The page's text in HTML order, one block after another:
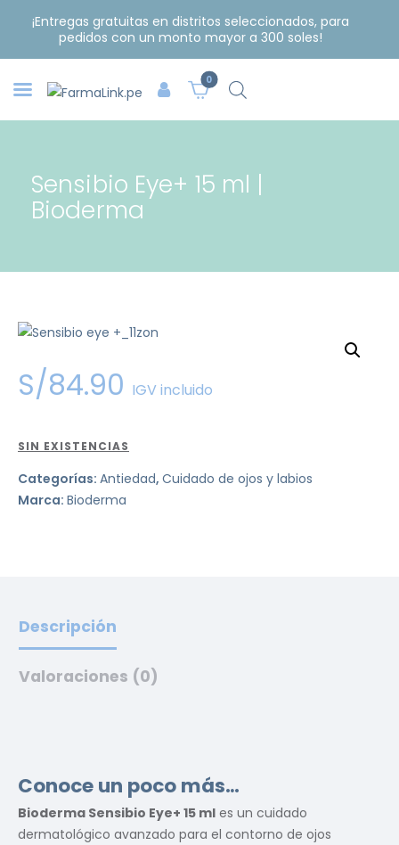
¡Entregas gratuitas en distritos seleccionados, para
pedidos con un monto mayor a 300 soles!
0
Sensibio Eye+ 15 ml |
Bioderma
S/84.90 IGV incluido
SIN EXISTENCIAS
Categorías: Antiedad, Cuidado de ojos y labios
Marca: Bioderma
Descripción
Valoraciones (0)
Conoce un poco más…
Bioderma Sensibio Eye+ 15 ml es un cuidado
dermatológico avanzado para el contorno de ojos